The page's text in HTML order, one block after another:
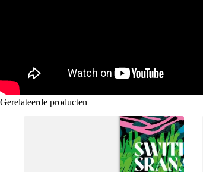
Gerelateerde producten